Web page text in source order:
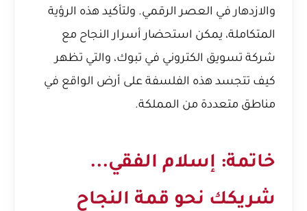
والازدهار في العصر الرقمي. ولتأكيد هذه الرؤية
المتكاملة، يمكن استحضار أسرار النجاح مع
شركة تسويق الكتروني في تبوك، والتي تظهر
كيف تتجسد هذه الفلسفة على أرض الواقع في
مناطق متعددة من المملكة.
خاتمة: إسلام الفقي...
شريكك نحو قمة النجاح